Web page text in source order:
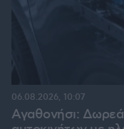
Αγαθονήσι:
06.08.2026, 10:07